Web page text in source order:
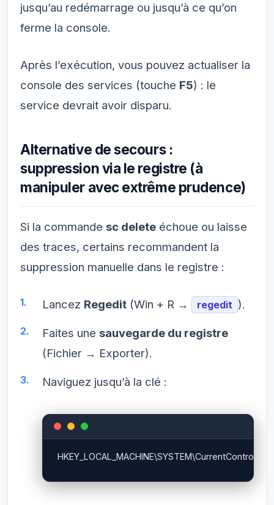
jusqu’au redémarrage ou jusqu’à ce qu’on
ferme la console.
Après l’exécution, vous pouvez actualiser la
console des services (touche F5) : le
service devrait avoir disparu.
Alternative de secours :
suppression via le registre (à
manipuler avec extrême prudence)
Si la commande sc delete échoue ou laisse
des traces, certains recommandent la
suppression manuelle dans le registre :
Lancez Regedit (Win + R → regedit ).
Faites une sauvegarde du registre
(Fichier → Exporter).
Naviguez jusqu’à la clé :